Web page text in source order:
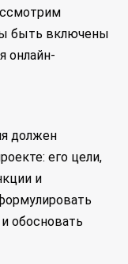
быть включены
онлайн-
должен
его цели,
и
обосновать